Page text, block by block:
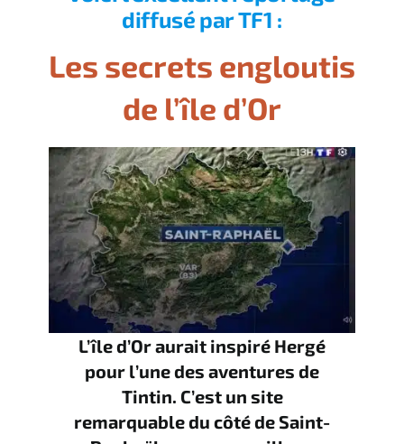
diffusé par TF1 :
Les secrets engloutis
de l’île d’Or
L’île d’Or aurait inspiré Hergé
pour l’une des aventures de
Tintin. C’est un site
remarquable du côté de Saint-